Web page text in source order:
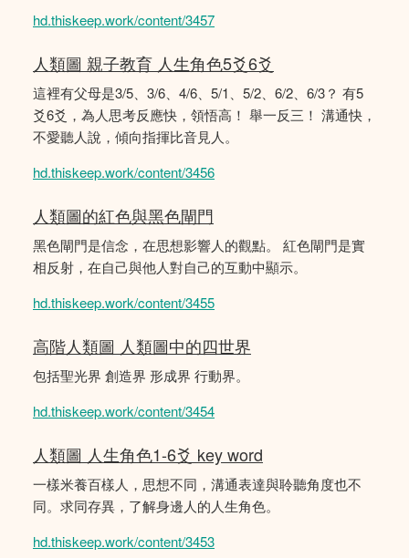
hd.thiskeep.work/content/3457
人類圖 親子教育 人生角色5爻6爻
這裡有父母是3/5、3/6、4/6、5/1、5/2、6/2、6/3？ 有5
爻6爻，為人思考反應快，領悟高！ 舉一反三！ 溝通快，
不愛聽人說，傾向指揮比音見人。
hd.thiskeep.work/content/3456
人類圖的紅色與黑色閘門
黑色閘門是信念，在思想影響人的觀點。 紅色閘門是實
相反射，在自己與他人對自己的互動中顯示。
hd.thiskeep.work/content/3455
高階人類圖 人類圖中的四世界
包括聖光界 創造界 形成界 行動界。
hd.thiskeep.work/content/3454
人類圖 人生角色1-6爻 key word
一樣米養百樣人，思想不同，溝通表達與聆聽角度也不
同。求同存異，了解身邊人的人生角色。
hd.thiskeep.work/content/3453